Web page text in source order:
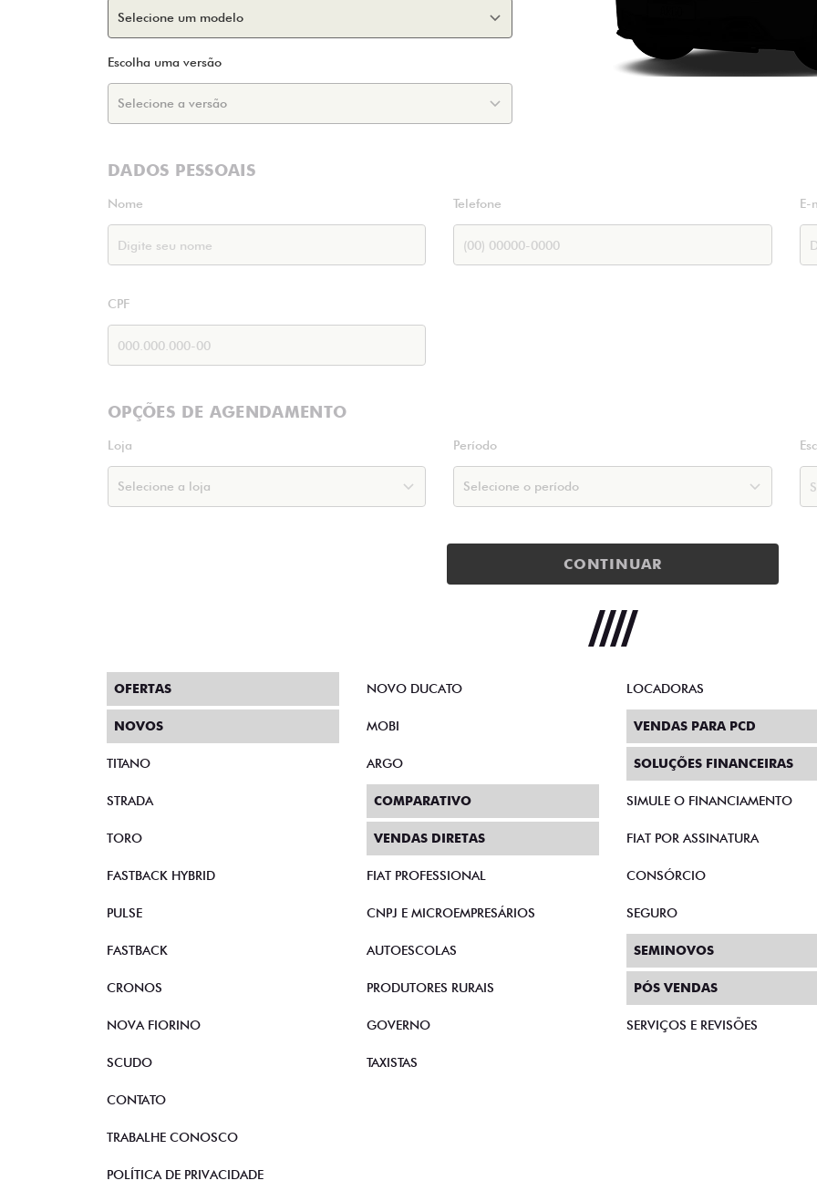
Escolha uma versão
DADOS PESSOAIS
Nome Telefone E-
CPF
OPÇÕES DE AGENDAMENTO
Loja Período
CONTINUAR
OFERTAS
NOVOS
TITANO
STRADA
TORO
FASTBACK HYBRID
PULSE
FASTBACK
CRONOS
NOVA FIORINO
SCUDO
NOVO DUCATO
MOBI
ARGO
COMPARATIVO
VENDAS DIRETAS
FIAT PROFESSIONAL
CNPJ E MICROEMPRESÁRIOS
AUTOESCOLAS
PRODUTORES RURAIS
GOVERNO
TAXISTAS
LOCADORAS
VENDAS PARA PCD
SOLUÇÕES FINANCEIRAS
SIMULE O FINANCIAMENTO
FIAT POR ASSINATURA
CONSÓRCIO
SEGURO
SEMINOVOS
PÓS VENDAS
SERVIÇOS E REVISÕES
CONTATO
TRABALHE CONOSCO
POLÍTICA DE PRIVACIDADE